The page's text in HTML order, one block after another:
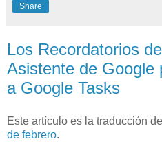
Share
Los Recordatorios
Asistente de Google
a Google Tasks
Este artículo es la traducción
de febrero.